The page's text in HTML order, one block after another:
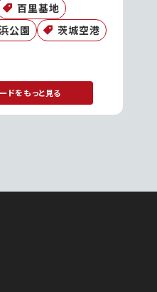
百里基地
公園
茨城空港
ドをもっと見る